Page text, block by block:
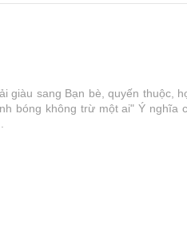
giàu sang Bạn bè, quyến thuộc,
bóng không trừ một ai" Ý nghĩa